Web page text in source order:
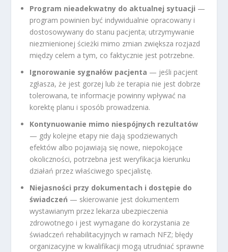
Program nieadekwatny do aktualnej sytuacji —
program powinien być indywidualnie opracowany i
dostosowywany do stanu pacjenta; utrzymywanie
niezmienionej ścieżki mimo zmian zwiększa rozjazd
między celem a tym, co faktycznie jest potrzebne.
Ignorowanie sygnałów pacjenta — jeśli pacjent
zgłasza, że jest gorzej lub że terapia nie jest dobrze
tolerowana, te informacje powinny wpływać na
korektę planu i sposób prowadzenia.
Kontynuowanie mimo niespójnych rezultatów
— gdy kolejne etapy nie dają spodziewanych
efektów albo pojawiają się nowe, niepokojące
okoliczności, potrzebna jest weryfikacja kierunku
działań przez właściwego specjalistę.
Niejasności przy dokumentach i dostępie do
świadczeń — skierowanie jest dokumentem
wystawianym przez lekarza ubezpieczenia
zdrowotnego i jest wymagane do korzystania ze
świadczeń rehabilitacyjnych w ramach NFZ; błędy
organizacyjne w kwalifikacji mogą utrudniać sprawne